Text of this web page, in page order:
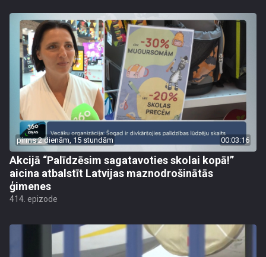
pirms 2 dienām, 15 stundām 00:03:16
Akcijā “Palīdzēsim sagatavoties skolai kopā!”
aicina atbalstīt Latvijas maznodrošinātās
ģimenes
414. epizode